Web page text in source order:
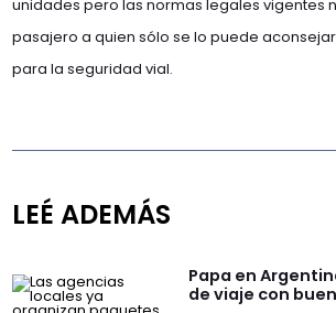
unidades pero las normas legales
pasajero a quien sólo se lo puede
para la seguridad vial.
LEÉ ADEMÁS
Papa en
de viaje con